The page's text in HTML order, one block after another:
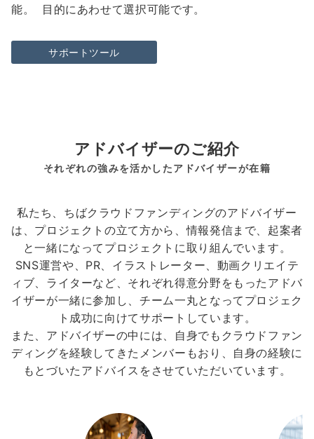
能。 目的にあわせて選択可能です。
サポートツール
アドバイザーのご紹介
それぞれの強みを活かしたアドバイザーが在籍
私たち、ちばクラウドファンディングのアドバイザー
は、プロジェクトの立て方から、情報発信まで、起案者
と一緒になってプロジェクトに取り組んでいます。
SNS運営や、PR、イラストレーター、動画クリエイテ
ィブ、ライターなど、それぞれ得意分野をもったアドバ
イザーが一緒に参加し、チーム一丸となってプロジェク
ト成功に向けてサポートしています。
また、アドバイザーの中には、自身でもクラウドファン
ディングを経験してきたメンバーもおり、自身の経験に
もとづいたアドバイスをさせていただいています。